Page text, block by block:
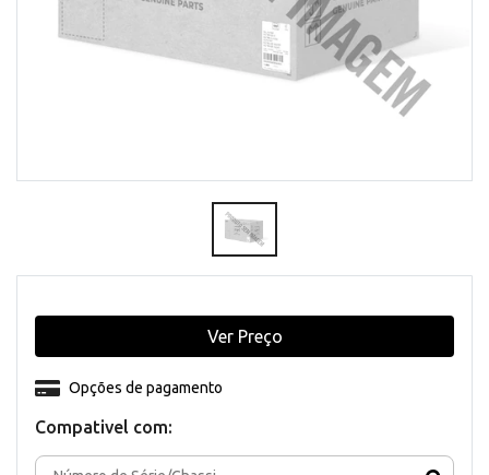
Compativel com:
Opções de pagamento
Ver Preço